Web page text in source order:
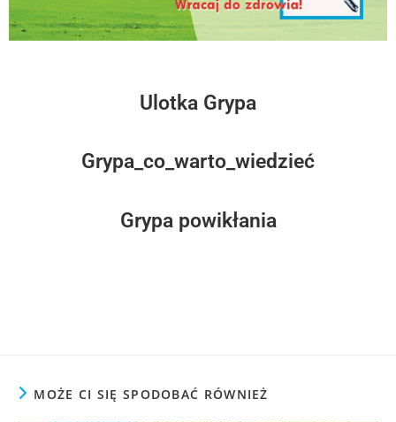
Ulotka Grypa
Grypa_co_warto_wiedzieć
Grypa powikłania
MOŻE CI SIĘ SPODOBAĆ RÓWNIEŻ